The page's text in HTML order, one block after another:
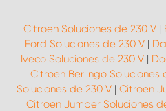
Citroen Soluciones de 230 V |
Ford Soluciones de 230 V |
Iveco Soluciones de 230 V |
Citroen Berlingo Soluciones
Soluciones de 230 V | Citroen
Citroen Jumper Soluciones